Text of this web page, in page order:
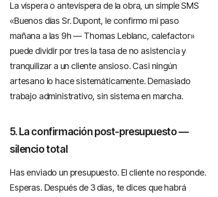
La víspera o antevíspera de la obra, un simple SMS
«Buenos días Sr. Dupont, le confirmo mi paso
mañana a las 9h — Thomas Leblanc, calefactor»
puede dividir por tres la tasa de no asistencia y
tranquilizar a un cliente ansioso. Casi ningún
artesano lo hace sistemáticamente. Demasiado
trabajo administrativo, sin sistema en marcha.
5. La confirmación post-presupuesto —
silencio total
Has enviado un presupuesto. El cliente no responde.
Esperas. Después de 3 días, te dices que habrá